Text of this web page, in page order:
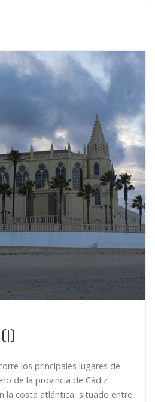
los principales lugares de
de la provincia de Cádiz.
la costa atlántica, situado entre